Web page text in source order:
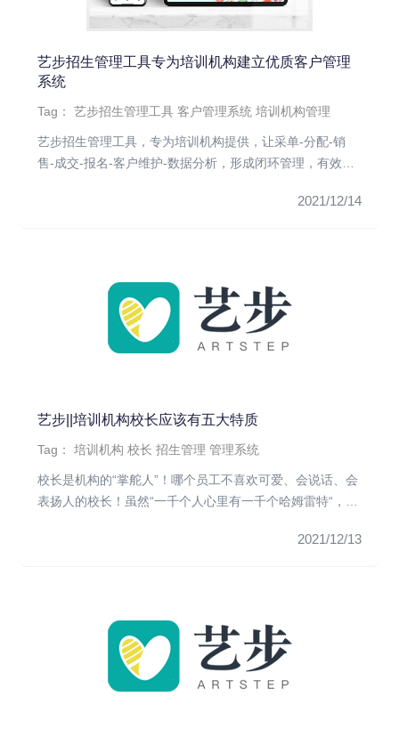
艺步招生管理工具专为培训机构建立优质客户管理
系统
Tag：艺步招生管理工具 客户管理系统 培训机构管理
艺步招生管理工具，专为培训机构提供，让采单-分配-销
售-成交-报名-客户维护-数据分析，形成闭环管理，有效提
2021/12/14
艺步||培训机构校长应该有五大特质
Tag：培训机构 校长 招生管理 管理系统
校长是机构的“掌舵人”！哪个员工不喜欢可爱、会说话、会
表扬人的校长！虽然“一千个人心里有一千个哈姆雷特“，优
2021/12/13